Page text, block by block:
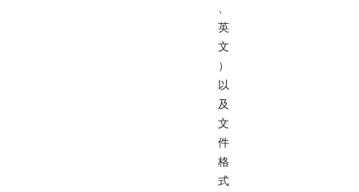
英
文
）
以
及
文
件
格
式